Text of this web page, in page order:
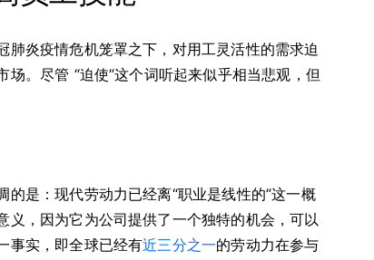
炎疫情危机笼罩之下，对用工灵活性的需求迫
。尽管 “迫使”这个词听起来似乎相当悲观，但
是：现代劳动力已经离“职业是线性的”这一概
，因为它为公司提供了一个独特的机会，可以
事实，即全球已经有近三分之一的劳动力在参与